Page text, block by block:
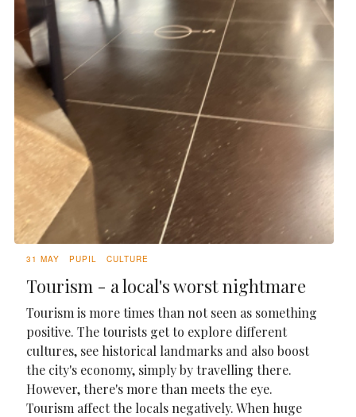
31 MAY PUPIL CULTURE
Tourism - a local's worst nightmare
Tourism is more times than not seen as something
positive. The tourists get to explore different
cultures, see historical landmarks and also boost
the city's economy, simply by travelling there.
However, there's more than meets the eye.
Tourism affect the locals negatively. When huge